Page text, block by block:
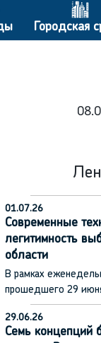
b
Городская
01.07.26
Современные
легитимность
области
В рамках
прошедшего 29
29.06.26
Семь концепций